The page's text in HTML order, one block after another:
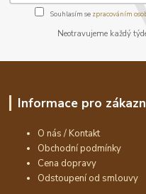
Souhlasím se zpracováním
Neotravujeme každý
Informace pro
O nás / Kontakt
Obchodní podmínky
Cena dopravy
Odstoupení od smlouvy